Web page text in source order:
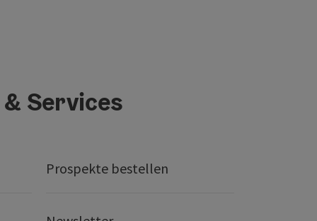
Services
Prospekte bestellen